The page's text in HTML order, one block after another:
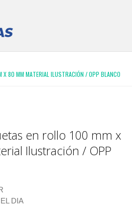
X 80 MM MATERIAL ILUSTRACIÓN / OPP BLANCO
en rollo 100 mm x
Ilustración / OPP
DIA